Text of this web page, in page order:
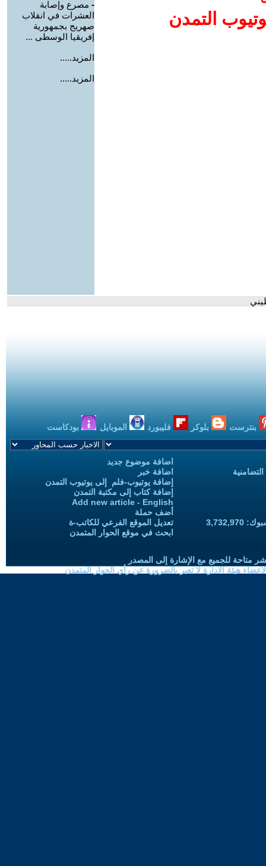
التمدن
- مصرع وإصابة
العشرات في انقلاب
صهريج بجمهورية
إفريقيا الوسطى ...
المزيد.....
المزيد.....
بنترست بلوكر فليبورد الموبايل بودكاست
اضافة موضوع جديد
اضافة خبر
إضافة يوتيوب-فلم إلى يوتيوب التمدن
إضافة كتاب إلى مكتبة التمدن
Add new article - English
أضف حملة
تعديل الموقع الفرعي للكاتب-ة
ابحث في موقع الحوار المتمدن
متاحة للجميع مع الإشارة إلى المصدر
هيئة الادارة لا تعبر بالضرورة عن رأي الحوار المتمدن